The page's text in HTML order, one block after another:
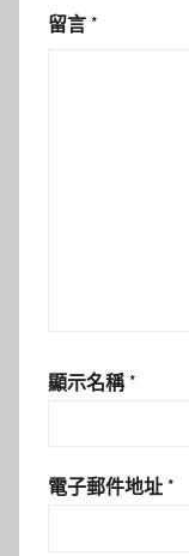
留言 *
顯示名稱 *
電子郵件地址 *